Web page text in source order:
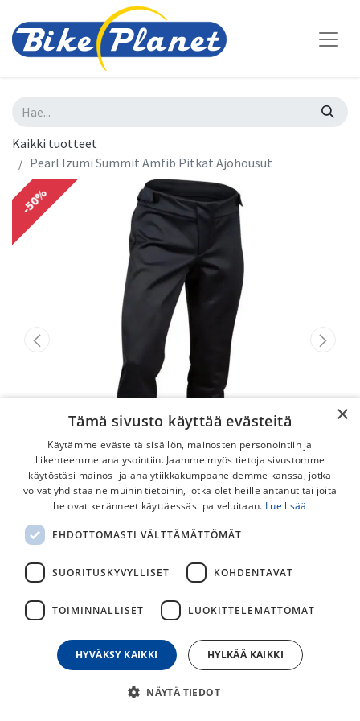
Kaikki tuotteet
Pearl Izumi Summit Amfib Pitkät Ajohousut
-50%
Pearl Izumi Summit Amfib Pitkät
Ajohousut
maastolenkeille!
209,00€
×
Tämä sivusto käyttää evästeitä
Käytämme evästeitä sisällön, mainosten personointiin ja
liikenteemme analysointiin. Jaamme myös tietoja sivustomme
käytöstäsi mainos- ja analytiikkakumppaneidemme kanssa, jotka
voivat yhdistää ne muihin tietoihin, jotka olet heille antanut tai joita
he ovat keränneet käyttäessäsi palveluitaan. Lue lisää
EHDOTTOMASTI VÄLTTÄMÄTTÖMÄT
SUORITUSKYVYLLISET KOHDENTAVAT
TOIMINNALLISET LUOKITTELEMATTOMAT
HYVÄKSY KAIKKI HYLKÄÄ KAIKKI
NÄYTÄ TIEDOT